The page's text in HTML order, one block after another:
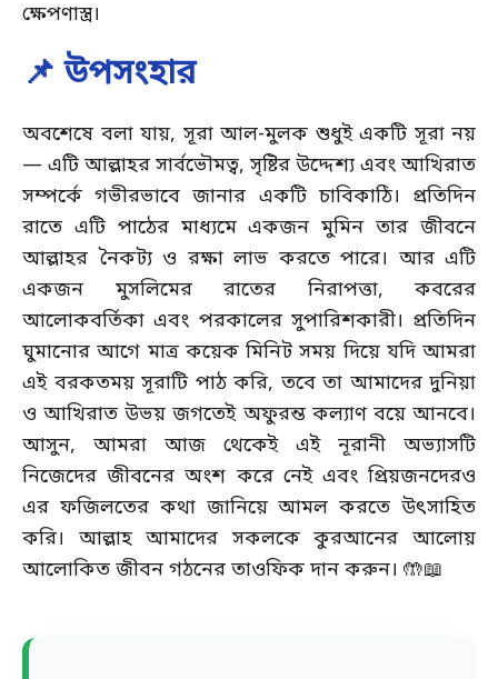
ক্ষেপণাস্ত্র।
📌 উপসংহার
অবশেষে বলা যায়, সূরা আল-মুলক শুধুই একটি সূরা নয়
— এটি আল্লাহর সার্বভৌমত্ব, সৃষ্টির উদ্দেশ্য এবং আখিরাত
সম্পর্কে গভীরভাবে জানার একটি চাবিকাঠি। প্রতিদিন
রাতে এটি পাঠের মাধ্যমে একজন মুমিন তার জীবনে
আল্লাহর নৈকট্য ও রক্ষা লাভ করতে পারে। আর এটি
একজন মুসলিমের রাতের নিরাপত্তা, কবরের
আলোকবর্তিকা এবং পরকালের সুপারিশকারী। প্রতিদিন
ঘুমানোর আগে মাত্র কয়েক মিনিট সময় দিয়ে যদি আমরা
এই বরকতময় সূরাটি পাঠ করি, তবে তা আমাদের দুনিয়া
ও আখিরাত উভয় জগতেই অফুরন্ত কল্যাণ বয়ে আনবে।
আসুন, আমরা আজ থেকেই এই নূরানী অভ্যাসটি
নিজেদের জীবনের অংশ করে নেই এবং প্রিয়জনদেরও
এর ফজিলতের কথা জানিয়ে আমল করতে উৎসাহিত
করি। আল্লাহ আমাদের সকলকে কুরআনের আলোয়
আলোকিত জীবন গঠনের তাওফিক দান করুন। 🤲📖